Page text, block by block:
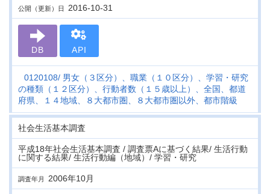
公開（更新）日 2016-10-31
DB API
0120108
男女（３区分）、職業（１０区分）、学習・研究
の種類（１２区分）、行動者数（１５歳以上）、全国、都道
府県、１４地域、８大都市圏、８大都市圏以外、都市階級
社会生活基本調査
平成18年社会生活基本調査 / 調査票Aに基づく結果/ 生活行動
に関する結果/ 生活行動編（地域）/ 学習・研究
調査年月 2006年10月